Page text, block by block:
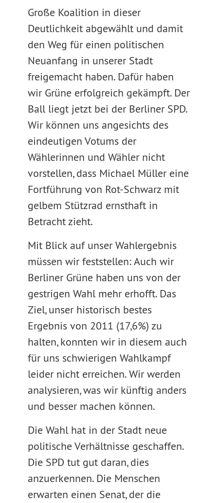
Große Koalition in dieser
Deutlichkeit abgewählt und damit
den Weg für einen politischen
Neuanfang in unserer Stadt
freigemacht haben. Dafür haben
wir Grüne erfolgreich gekämpft. Der
Ball liegt jetzt bei der Berliner SPD.
Wir können uns angesichts des
eindeutigen Votums der
Wählerinnen und Wähler nicht
vorstellen, dass Michael Müller eine
Fortführung von Rot-Schwarz mit
gelbem Stützrad ernsthaft in
Betracht zieht.
Mit Blick auf unser Wahlergebnis
müssen wir feststellen: Auch wir
Berliner Grüne haben uns von der
gestrigen Wahl mehr erhofft. Das
Ziel, unser historisch bestes
Ergebnis von 2011 (17,6%) zu
halten, konnten wir in diesem auch
für uns schwierigen Wahlkampf
leider nicht erreichen. Wir werden
analysieren, was wir künftig anders
und besser machen können.
Die Wahl hat in der Stadt neue
politische Verhältnisse geschaffen.
Die SPD tut gut daran, dies
anzuerkennen. Die Menschen
erwarten einen Senat, der die